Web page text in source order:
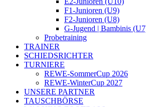
F1-Junioren (U9)
F2-Junioren (U8)
G-Jugend | Bambinis
Probetraining
TRAINER
SCHIEDSRICHTER
TURNIERE
REWE-SommerCup 2026
REWE-WinterCup 2027
UNSERE PARTNER
TAUSCHBÖRSE